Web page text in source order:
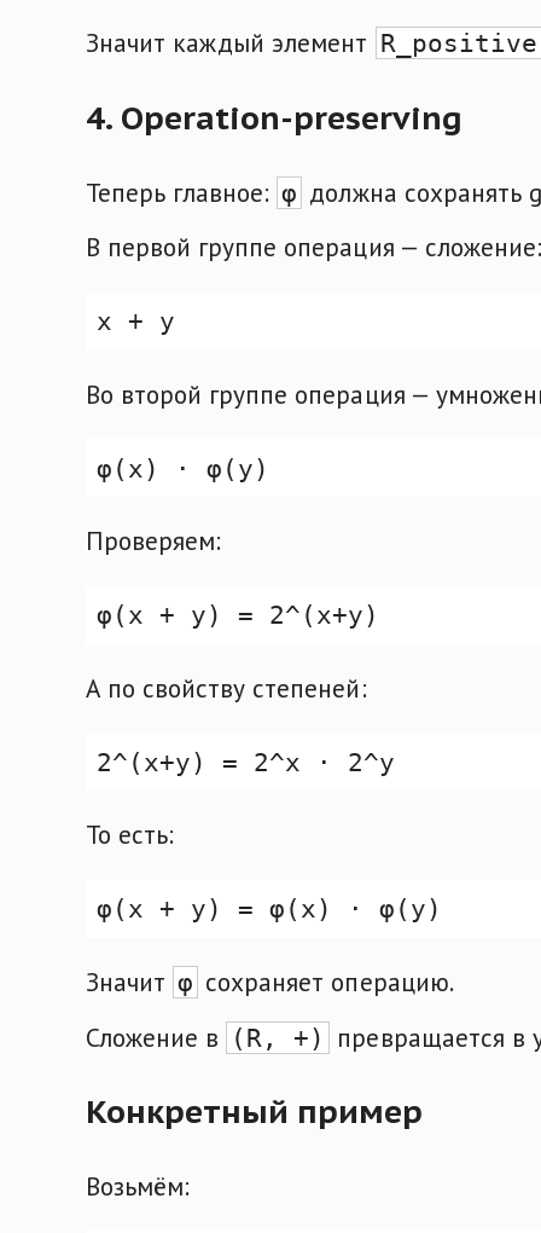
Значит каждый элемент R_positive
4. Operation-preserving
Теперь главное: φ должна сохранять
В первой группе операция — сложение:
Во второй группе операция —
Проверяем:
А по свойству степеней:
То есть:
Значит φ сохраняет операцию.
Сложение в (R, +) превращается
Конкретный пример
Возьмём: